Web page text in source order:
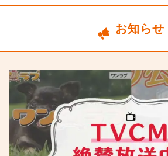
お知らせ